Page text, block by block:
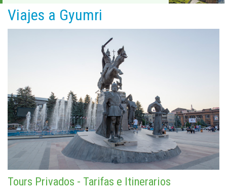
Viajes a Gyumri
Tours Privados - Tarifas e Itinerarios